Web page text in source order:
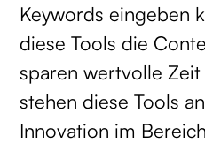
Keywords eingeben
diese Tools die
sparen wertvolle
stehen diese Tools
Innovation im